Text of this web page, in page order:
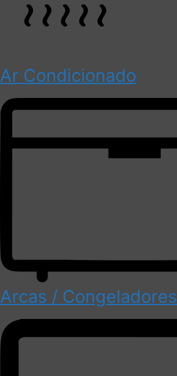
Ar Condicionado
Arcas / Congeladores